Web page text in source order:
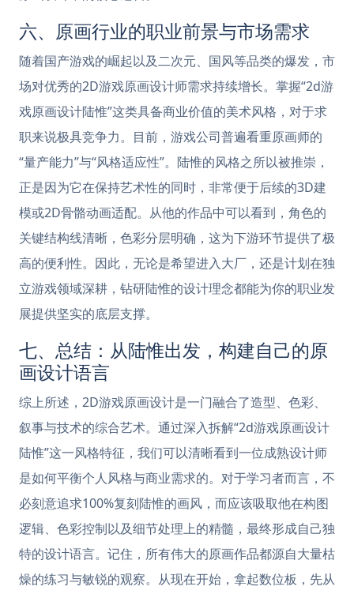
六、原画行业的职业前景与市场需求
随着国产游戏的崛起以及二次元、国风等品类的爆发，市
场对优秀的2D游戏原画设计师需求持续增长。掌握“2d游
戏原画设计陆惟”这类具备商业价值的美术风格，对于求
职来说极具竞争力。目前，游戏公司普遍看重原画师的
“量产能力”与“风格适应性”。陆惟的风格之所以被推崇，
正是因为它在保持艺术性的同时，非常便于后续的3D建
模或2D骨骼动画适配。从他的作品中可以看到，角色的
关键结构线清晰，色彩分层明确，这为下游环节提供了极
高的便利性。因此，无论是希望进入大厂，还是计划在独
立游戏领域深耕，钻研陆惟的设计理念都能为你的职业发
展提供坚实的底层支撑。
七、总结：从陆惟出发，构建自己的原
画设计语言
综上所述，2D游戏原画设计是一门融合了造型、色彩、
叙事与技术的综合艺术。通过深入拆解“2d游戏原画设计
陆惟”这一风格特征，我们可以清晰看到一位成熟设计师
是如何平衡个人风格与商业需求的。对于学习者而言，不
必刻意追求100%复刻陆惟的画风，而应该吸取他在构图
逻辑、色彩控制以及细节处理上的精髓，最终形成自己独
特的设计语言。记住，所有伟大的原画作品都源自大量枯
燥的练习与敏锐的观察。从现在开始，拿起数位板，先从